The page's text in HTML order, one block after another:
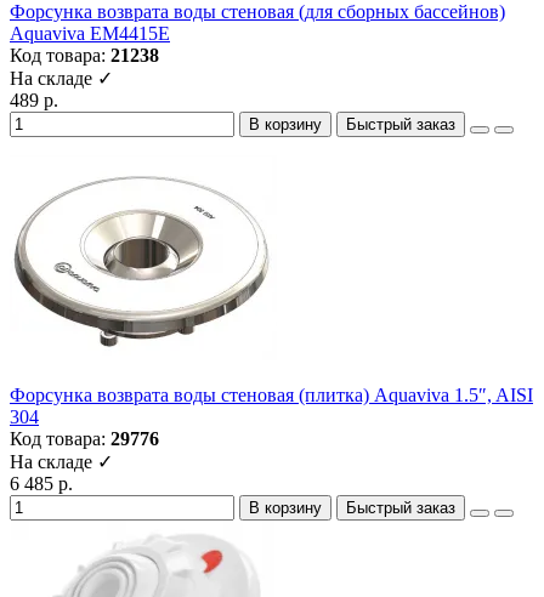
Форсунка возврата воды стеновая (для сборных бассейнов)
Aquaviva EM4415E
Код товара: 21238
На складе ✓
489 р.
В корзину Быстрый заказ
Форсунка возврата воды стеновая (плитка) Aquaviva 1.5″, AISI
304
Код товара: 29776
На складе ✓
6 485 р.
В корзину Быстрый заказ